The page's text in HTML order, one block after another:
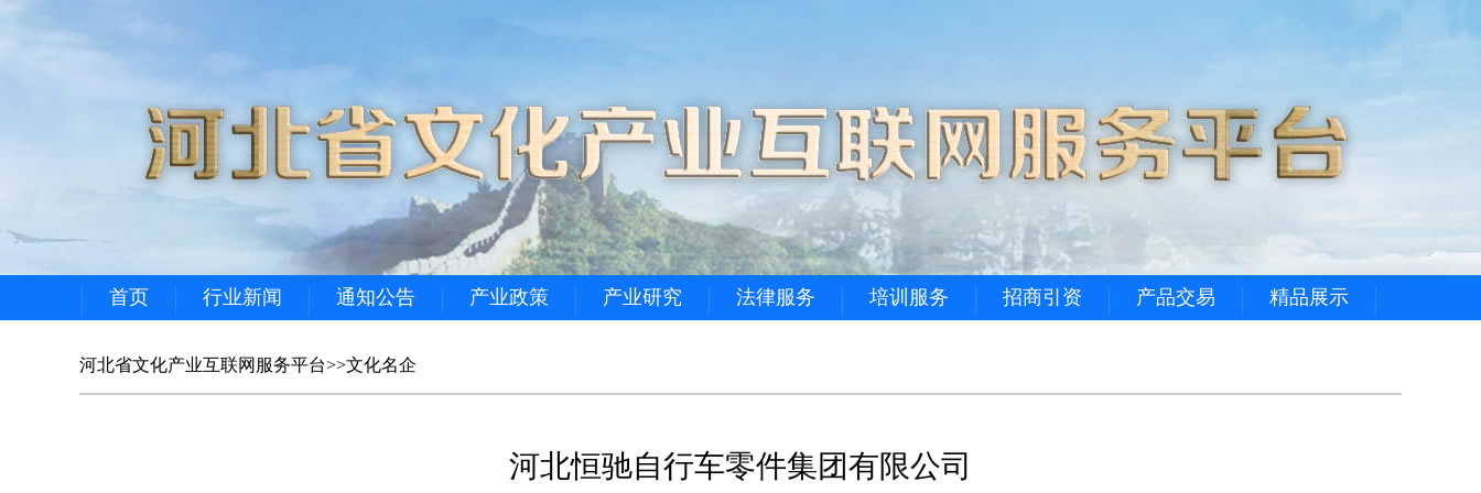
首页 行业新闻 通知公告 产业政策 产业研究 法律服务 培训服务 招商引资 产品交易 精品展示
河北省文化产业互联网服务平台>>文化名企
河北恒驰自行车零件集团有限公司